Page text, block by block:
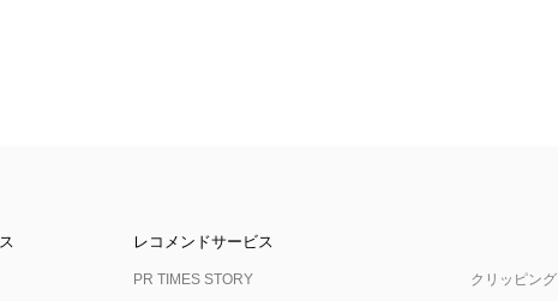
レコメンドサービス
PR TIMES STORY クリッピング